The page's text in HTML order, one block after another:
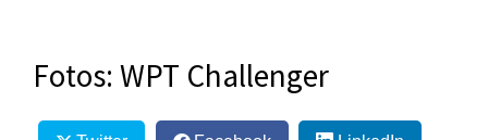
Fotos: WPT Challenger